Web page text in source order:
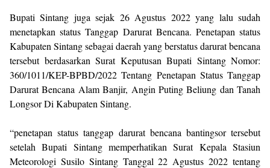
Bupati Sintang juga sejak 26 Agustus 2022 yang lalu sudah
menetapkan status Tanggap Darurat Bencana. Penetapan status
Kabupaten Sintang sebagai daerah yang berstatus darurat bencana
tersebut berdasarkan Surat Keputusan Bupati Sintang Nomor:
360/1011/KEP-BPBD/2022 Tentang Penetapan Status Tanggap
Darurat Bencana Alam Banjir, Angin Puting Beliung dan Tanah
Longsor Di Kabupaten Sintang.
“penetapan status tanggap darurat bencana bantingsor tersebut
setelah Bupati Sintang memperhatikan Surat Kepala Stasiun
Meteorologi Susilo Sintang Tanggal 22 Agustus 2022 tentang